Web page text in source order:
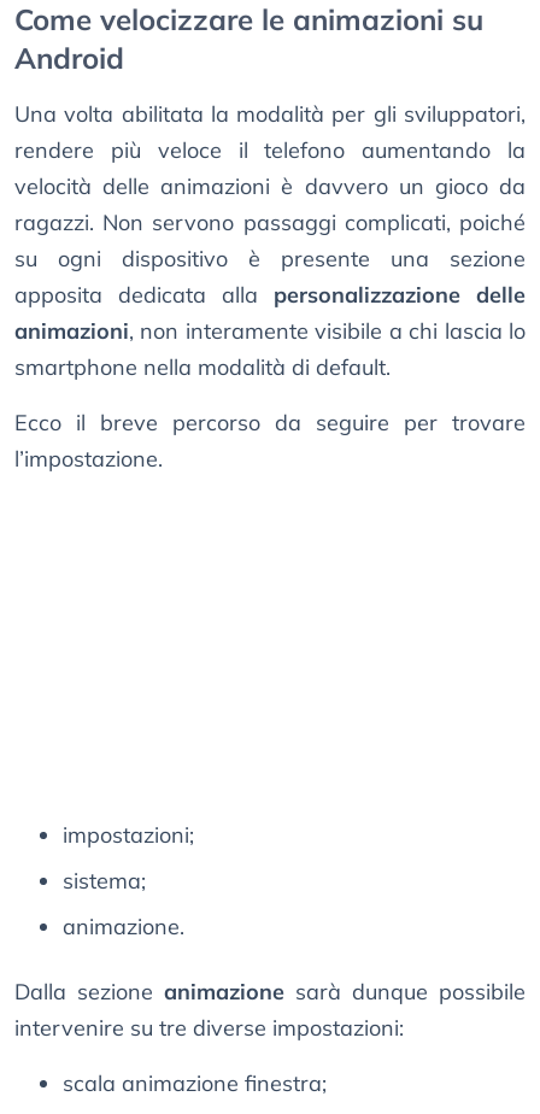
Come velocizzare le animazioni su
Android
Una volta abilitata la modalità per gli sviluppatori,
rendere più veloce il telefono aumentando la
velocità delle animazioni è davvero un gioco da
ragazzi. Non servono passaggi complicati, poiché
su ogni dispositivo è presente una sezione
apposita dedicata alla personalizzazione delle
animazioni, non interamente visibile a chi lascia lo
smartphone nella modalità di default.
Ecco il breve percorso da seguire per trovare
l’impostazione.
impostazioni;
sistema;
animazione.
Dalla sezione animazione sarà dunque possibile
intervenire su tre diverse impostazioni:
scala animazione finestra;